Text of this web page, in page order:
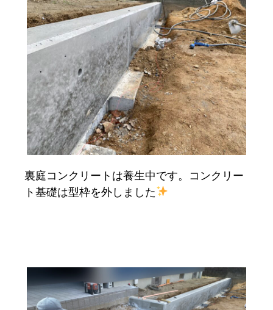
裏庭コンクリートは養生中です。コンクリー
ト基礎は型枠を外しました